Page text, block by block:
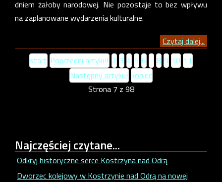
dniem żałoby narodowej. Nie pozostaje to bez wpływu
na zaplanowane wydarzenia kulturalne.
Czytaj dalej...
start Poprzedni artykuł 2 3 4 5 6 8 9 10 11
Następny artykuł koniec
Strona 7 z 98
Najczęściejczytane...
Odkryj historyczne serce Kostrzyna nad Odrą
Dworzec kolejowy w Kostrzynie nad Odrą na nowej